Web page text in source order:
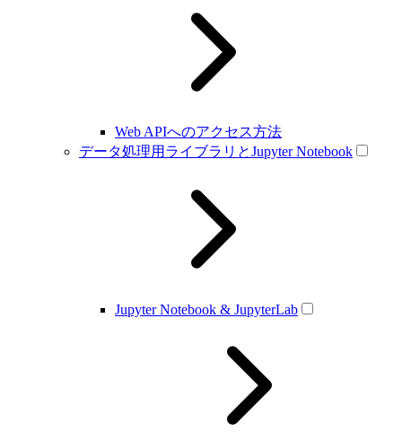
Web APIへのアクセス方法
データ処理用ライブラリとJupyter Notebook
Jupyter Notebook & JupyterLab